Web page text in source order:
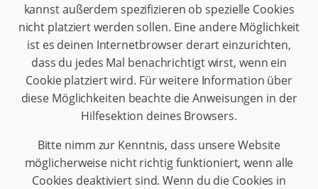
kannst außerdem spezifizieren ob spezielle Cookies
nicht platziert werden sollen. Eine andere Möglichkeit
ist es deinen Internetbrowser derart einzurichten,
dass du jedes Mal benachrichtigt wirst, wenn ein
Cookie platziert wird. Für weitere Information über
diese Möglichkeiten beachte die Anweisungen in der
Hilfesektion deines Browsers.
Bitte nimm zur Kenntnis, dass unsere Website
möglicherweise nicht richtig funktioniert, wenn alle
Cookies deaktiviert sind. Wenn du die Cookies in